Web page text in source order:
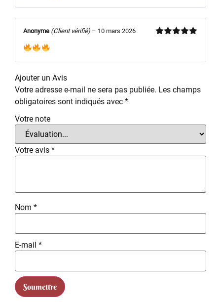
Anonyme (Client vérifié) – 10 mars 2026
Ajouter un Avis
Votre adresse e-mail ne sera pas publiée. Les champs
obligatoires sont indiqués avec *
Votre note
Votre avis *
Nom *
E-mail *